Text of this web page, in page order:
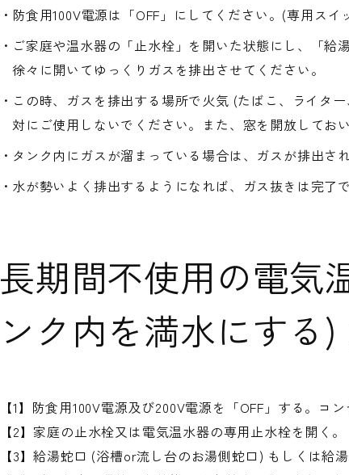
防食用100V電源は「OFF」にしてください。(専用ス
ご家庭や温水器の「止水栓」を開いた状態にし、「
徐々に開いてゆっくりガスを排出させてください。
この時、ガスを排出する場所で火気 (たばこ、ライタ
対にご使用しないでください。また、窓を開放してお
タンク内にガスが溜まっている場合は、ガスが排出さ
水が勢いよく排出するようになれば、ガス抜きは完了
長期間不使用の電気
ンク内を満水にする
【1】防食用100V電源及び200V電源を「OFF」する。コ
【2】家庭の止水栓又は電気温水器の専用止水栓を開く。
【3】給湯蛇口 (浴槽or流し台のお湯側蛇口) もしくは給